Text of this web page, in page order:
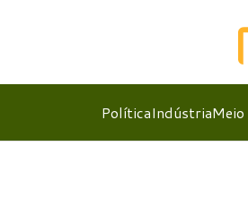
PolíticaIndústria